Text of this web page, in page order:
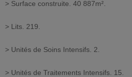
> Surface construite. 40 887m².
> Lits. 219.
> Unités de Soins Intensifs. 2.
> Unités de Traitements Intensifs. 15.